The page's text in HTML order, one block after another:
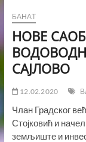
БАНАТ
НОВЕ
САЈЛОВО
12.02.2020
Члан Градског
Стојковић и
земљиште и